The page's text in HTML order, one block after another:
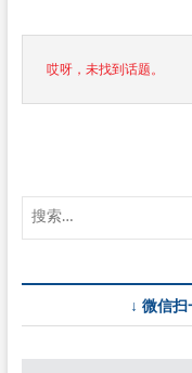
哎呀，未找到话题。
↓ 微信